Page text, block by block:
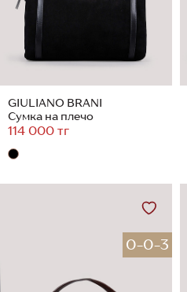
GIULIANO BRANI
Сумка на плечо
114 000 тг
0-0-3